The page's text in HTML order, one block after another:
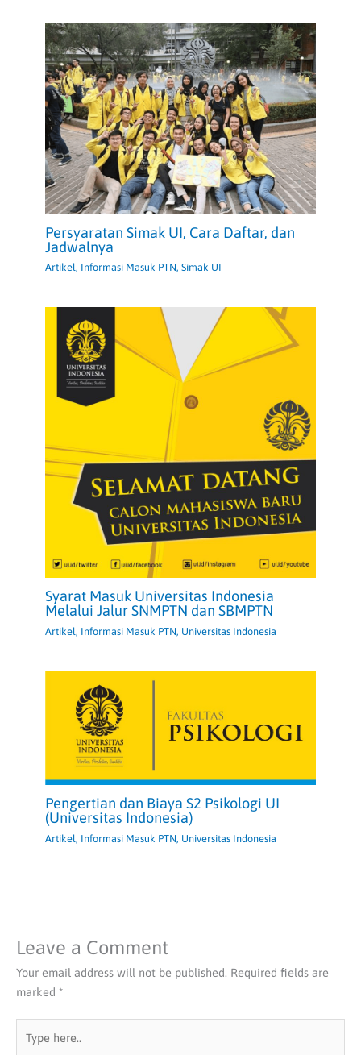
Persyaratan Simak UI, Cara Daftar, dan
Jadwalnya
Artikel, Informasi Masuk PTN,Simak UI
Syarat Masuk Universitas Indonesia
Melalui Jalur SNMPTN dan SBMPTN
Artikel, Informasi Masuk PTN, Universitas Indonesia
Pengertian dan Biaya S2 Psikologi UI
(Universitas Indonesia)
Artikel, Informasi Masuk PTN, Universitas Indonesia
Leave a Comment
Your email address will not be published. Required fields are
marked *
here..